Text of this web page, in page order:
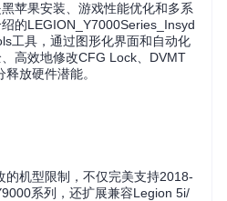
苹果安装、游戏性能优化和多系
的LEGION_Y7000Series_Insyd
工具，通过图形化界面和自动化
高效地修改CFG Lock、DVMT
放硬件潜能。
的机型限制，不仅完美支持2018-
系列，还扩展兼容Legion 5i/